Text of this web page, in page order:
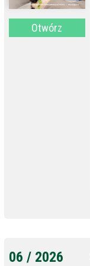
Otwórz
06 / 2026